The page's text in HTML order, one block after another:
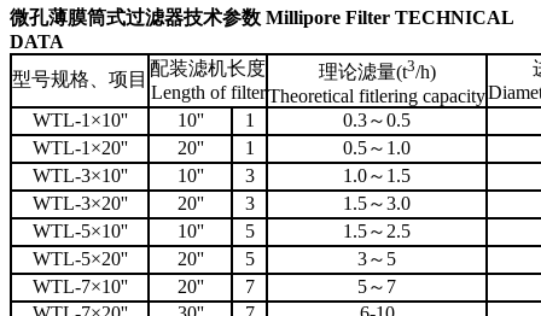
微孔薄膜筒式过滤器技术参数 Millipore Filter TECHNICAL
DATA
型号规格、项目
配装滤机长度
Length of filter
理论滤量(t3/h)
Theoretical fitlering capacity
WTL-1×10''
10'' 1
0.3～0.5
WTL-1×20''
20'' 1
0.5～1.0
WTL-3×10''
10'' 3
1.0～1.5
WTL-3×20''
20'' 3
1.5～3.0
WTL-5×10''
10'' 5
1.5～2.5
WTL-5×20''
20'' 5
3～5
WTL-7×10''
20'' 7
5～7